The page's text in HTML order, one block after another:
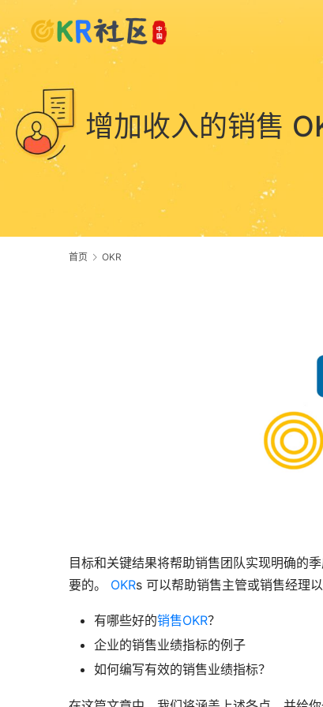
增加收入的销售
首页 OKR
目标和关键结果将帮助销售团队实现明确的
要的。 OKRs 可以帮助销售主管或销售经理
有哪些好的销售OKR？
企业的销售业绩指标的例子
如何编写有效的销售业绩指标？